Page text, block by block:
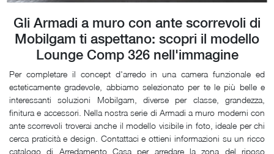
Gli Armadi a muro con ante scorrevoli di
Mobilgam ti aspettano: scopri il modello
Lounge Comp 326 nell'immagine
Per completare il concept d'arredo in una camera funzionale ed
esteticamente gradevole, abbiamo selezionato per te le più belle e
interessanti soluzioni Mobilgam, diverse per classe, grandezza,
finitura e accessori. Nella nostra serie di Armadi a muro moderni con
ante scorrevoli troverai anche il modello visibile in foto, ideale per chi
cerca praticità e design. Contattaci e ottieni informazioni su un ricco
catalogo di Arredamento Casa per arredare la zona del riposo